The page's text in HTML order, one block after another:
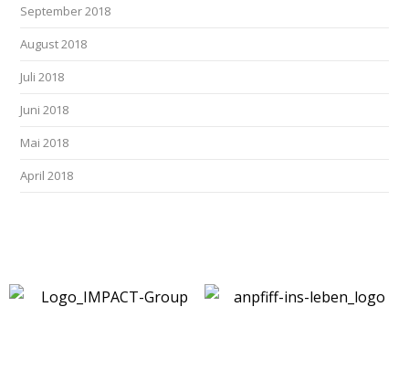
September 2018
August 2018
Juli 2018
Juni 2018
Mai 2018
April 2018